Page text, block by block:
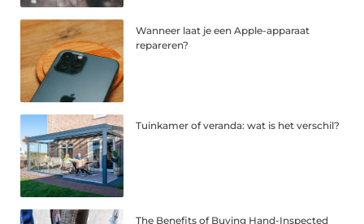
Wanneer laat je een Apple-apparaat
repareren?
Tuinkamer of veranda: wat is het verschil?
The Benefits of Buying Hand-Inspected